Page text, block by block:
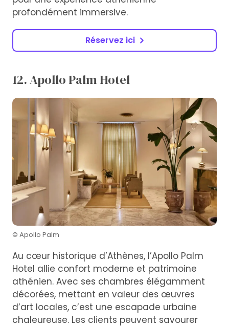
profondément immersive.
Réservez ici
12. Apollo Palm Hotel
© Apollo Palm
Au cœur historique d’Athènes, l’Apollo Palm
Hotel allie confort moderne et patrimoine
athénien. Avec ses chambres élégamment
décorées, mettant en valeur des œuvres
d’art locales, c’est une escapade urbaine
chaleureuse. Les clients peuvent savourer